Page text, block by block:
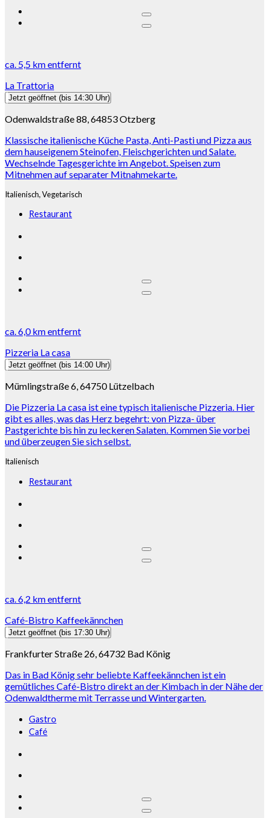
ca. 5,5 kmentfernt
La Trattoria
Jetzt geöffnet (bis 14:30 Uhr)
Odenwaldstraße 88, 64853 Otzberg
Klassische italienische Küche Pasta, Anti-Pasti und Pizza aus
dem hauseigenem Steinofen, Fleischgerichten und Salate.
Wechselnde Tagesgerichte im Angebot. Speisen zum
Mitnehmen auf separater Mitnahmekarte.
Italienisch,Vegetarisch
Restaurant
ca.6,0 kmentfernt
Pizzeria La casa
Jetzt geöffnet (bis 14:00 Uhr)
Mümlingstraße 6, 64750 Lützelbach
Die Pizzeria La casa ist eine typisch italienische Pizzeria. Hier
gibt es alles, was das Herz begehrt: von Pizza- über
Pastgerichte bis hin zu leckeren Salaten. Kommen Sie vorbei
und überzeugen Sie sich selbst.
Italienisch
Restaurant
ca. 6,2 kmentfernt
Café-Bistro Kaffeekännchen
Jetzt geöffnet (bis 17:30 Uhr)
Frankfurter Straße 26, 64732 Bad König
Das in Bad König sehr beliebte Kaffeekännchen ist ein
gemütliches Café-Bistro direkt an der Kimbach in der Nähe der
Odenwaldtherme mit Terrasse und Wintergarten.
Gastro
Café